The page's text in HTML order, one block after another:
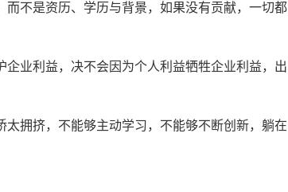
不是资历、学历与背景，如果没有贡献，一切都
业利益，决不会因为个人利益牺牲企业利益，出
拥挤，不能够主动学习，不能够不断创新，躺在